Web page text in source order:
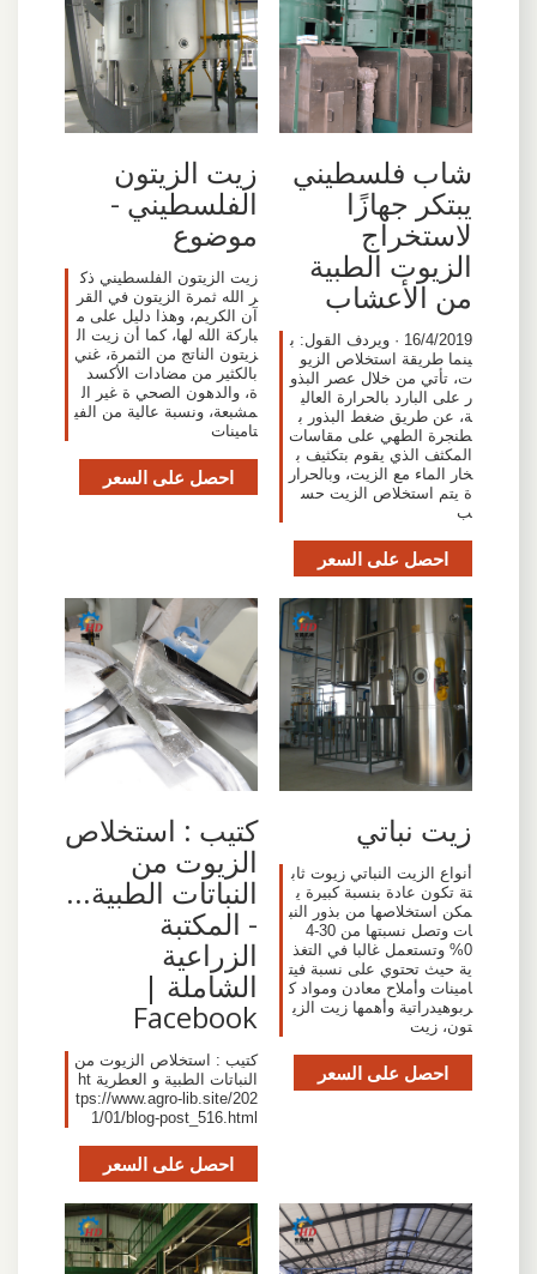
شاب فلسطيني
يبتكر جهازًا
لاستخراج
الزيوت الطبية
من الأعشاب
16/4/2019 · ويردف القول: ب
ينما طريقة استخلاص الزيو
ت، تأتي من خلال عصر البذو
ر على البارد بالحرارة العالي
ة، عن طريق ضغط البذور ب
طنجرة الطهي على مقاسات
المكثف الذي يقوم بتكثيف ب
خار الماء مع الزيت، وبالحرار
ة يتم استخلاص الزيت حس
ب
احصل على السعر
زيت الزيتون
الفلسطيني -
موضوع
زيت الزيتون الفلسطيني ذك
ر الله ثمرة الزيتون في القر
آن الكريم، وهذا دليل على م
باركة الله لها، كما أن زيت ال
زيتون الناتج من الثمرة، غني
بالكثير من مضادات الأكسد
ة، والدهون الصحي ة غير ال
مشبعة، ونسبة عالية من الفي
تامينات
احصل على السعر
زيت نباتي
أنواع الزيت النباتي زيوت ثاب
تة تكون عادة بنسبة كبيرة ي
مكن استخلاصها من بذور النب
ات وتصل نسبتها من 30-4
0% وتستعمل غالبا في التغذ
ية حيث تحتوي على نسبة فيت
امينات وأملاح معادن ومواد ك
ربوهيدراتية وأهمها زيت الزي
تون، زيت
احصل على السعر
‫كتيب : استخلاص
الزيوت من
النباتات الطبية...
- المكتبة
الزراعية
الشاملة |
Facebook‬
كتيب : استخلاص الزيوت من
النباتات الطبية و العطرية ht
tps://www.agro-lib.site/202
1/01/blog-post_516.html
احصل على السعر